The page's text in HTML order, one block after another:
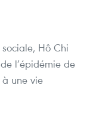
Hô Chi
l’épidémie de
à une vie